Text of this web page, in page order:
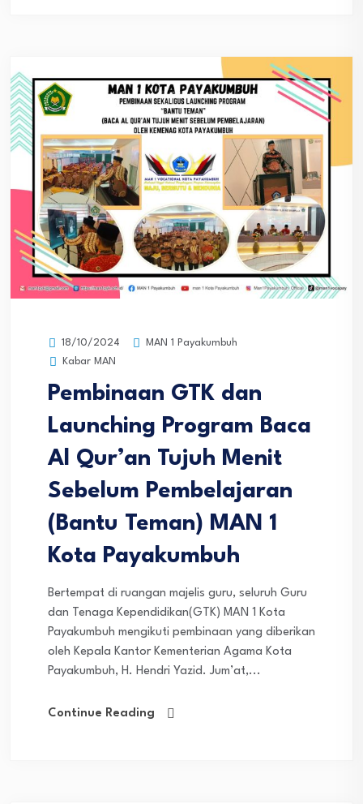
18/10/2024
MAN 1 Payakumbuh
Kabar MAN
Pembinaan GTK dan
Launching Program Baca
Al Qur’an Tujuh Menit
Sebelum Pembelajaran
(Bantu Teman) MAN 1
Kota Payakumbuh
Bertempat di ruangan majelis guru, seluruh Guru
dan Tenaga Kependidikan(GTK) MAN 1 Kota
Payakumbuh mengikuti pembinaan yang diberikan
oleh Kepala Kantor Kementerian Agama Kota
Payakumbuh, H. Hendri Yazid. Jum’at,...
Continue Reading